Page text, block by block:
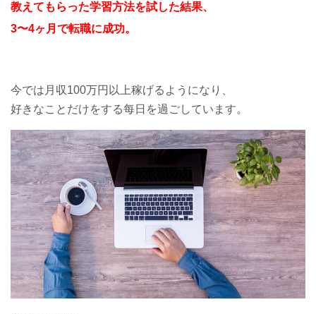
教えてもらった学習方法を試した結果、
3〜4ヶ月で転職に成功。
今では月収100万円以上稼げるようになり、
好きなことだけをする每日を過ごしています。